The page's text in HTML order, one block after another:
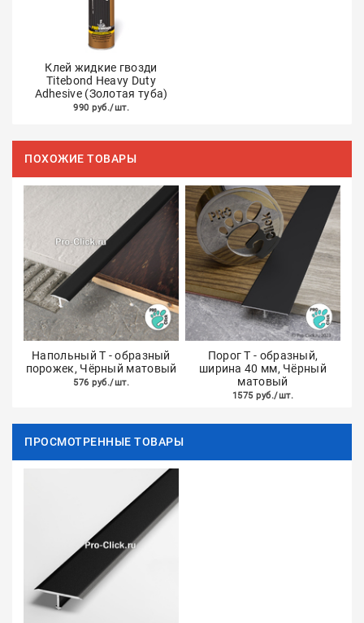
Клей жидкие гвозди
Titebond Heavy Duty
Adhesive (Золотая туба)
990 руб./шт.
ПОХОЖИЕ ТОВАРЫ
Напольный Т - образный
порожек, Чёрный матовый
576 руб./шт.
Порог Т - образный,
ширина 40 мм, Чёрный
матовый
1575 руб./шт.
ПРОСМОТРЕННЫЕ ТОВАРЫ